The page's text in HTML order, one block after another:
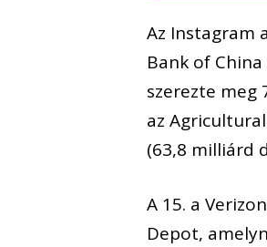
Az Instagram
Bank of
szerezte meg
az
(63,8 milliárd
A 15. a
Depot,